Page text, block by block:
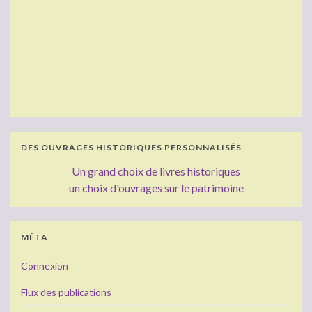
DES OUVRAGES HISTORIQUES PERSONNALISÉS
Un grand choix de livres historiques
un choix d'ouvrages sur le patrimoine
MÉTA
Connexion
Flux des publications